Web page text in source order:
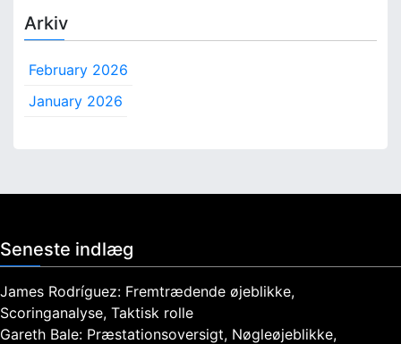
r
h
Arkiv
February 2026
January 2026
Seneste indlæg
James Rodríguez: Fremtrædende øjeblikke,
Scoringanalyse, Taktisk rolle
Gareth Bale: Præstationsoversigt, Nøgleøjeblikke,